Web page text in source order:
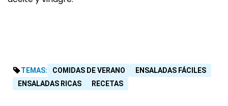
TEMAS: COMIDAS DE VERANO
ENSALADAS FÁCILES
ENSALADAS RICAS
RECETAS